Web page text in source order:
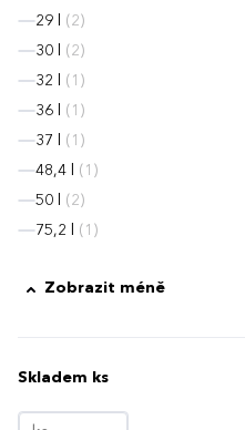
29 l
(2)
30 l
(2)
32 l
(1)
36 l
(1)
37 l
(1)
48,4 l
(1)
50 l
(2)
75,2 l
(1)
Zobrazit méně
Skladem ks